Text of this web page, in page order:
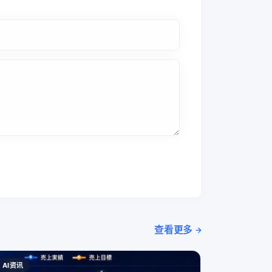
查看更多
AI资讯